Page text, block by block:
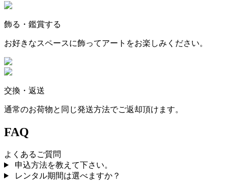
飾る・鑑賞する
お好きなスペースに飾ってアートをお楽しみください。
交換・返送
通常のお荷物と同じ発送方法でご返却頂けます。
FAQ
よくあるご質問
申込方法を教えて下さい。
レンタル期間は選べますか？